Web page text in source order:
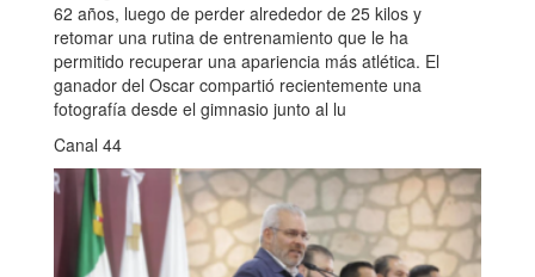
62 años, luego de perder alrededor de 25 kilos y
retomar una rutina de entrenamiento que le ha
permitido recuperar una apariencia más atlética. El
ganador del Oscar compartió recientemente una
fotografía desde el gimnasio junto al lu
Canal 44